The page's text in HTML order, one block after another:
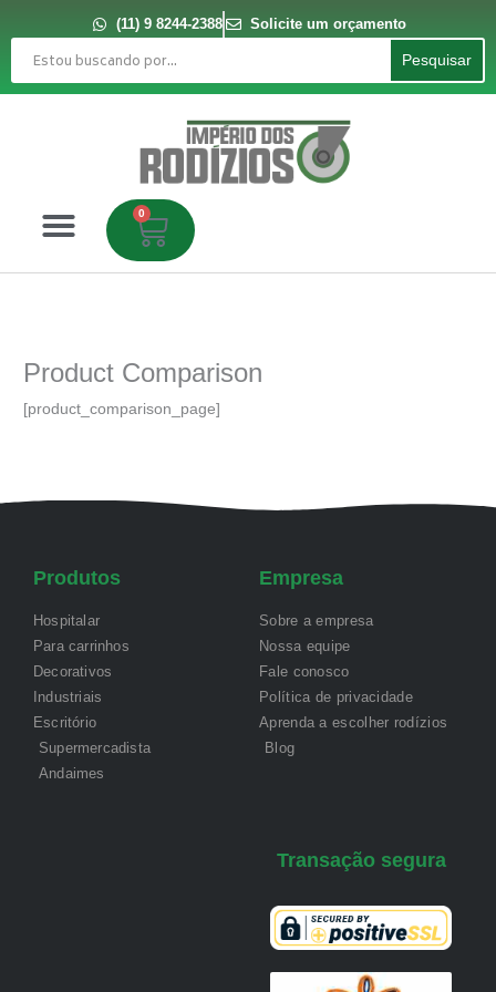
conteúdo
(11) 9 8244-2388
Solicite um orçamento
Pesquisar
Pesquisar
0
Carrinho
Product Comparison
[product_comparison_page]
Produtos
Hospitalar
Para carrinhos
Decorativos
Industriais
Escritório
Supermercadista
Andaimes
Empresa
Sobre a empresa
Nossa equipe
Fale conosco
Política de privacidade
Aprenda a escolher rodízios
Blog
Transação segura